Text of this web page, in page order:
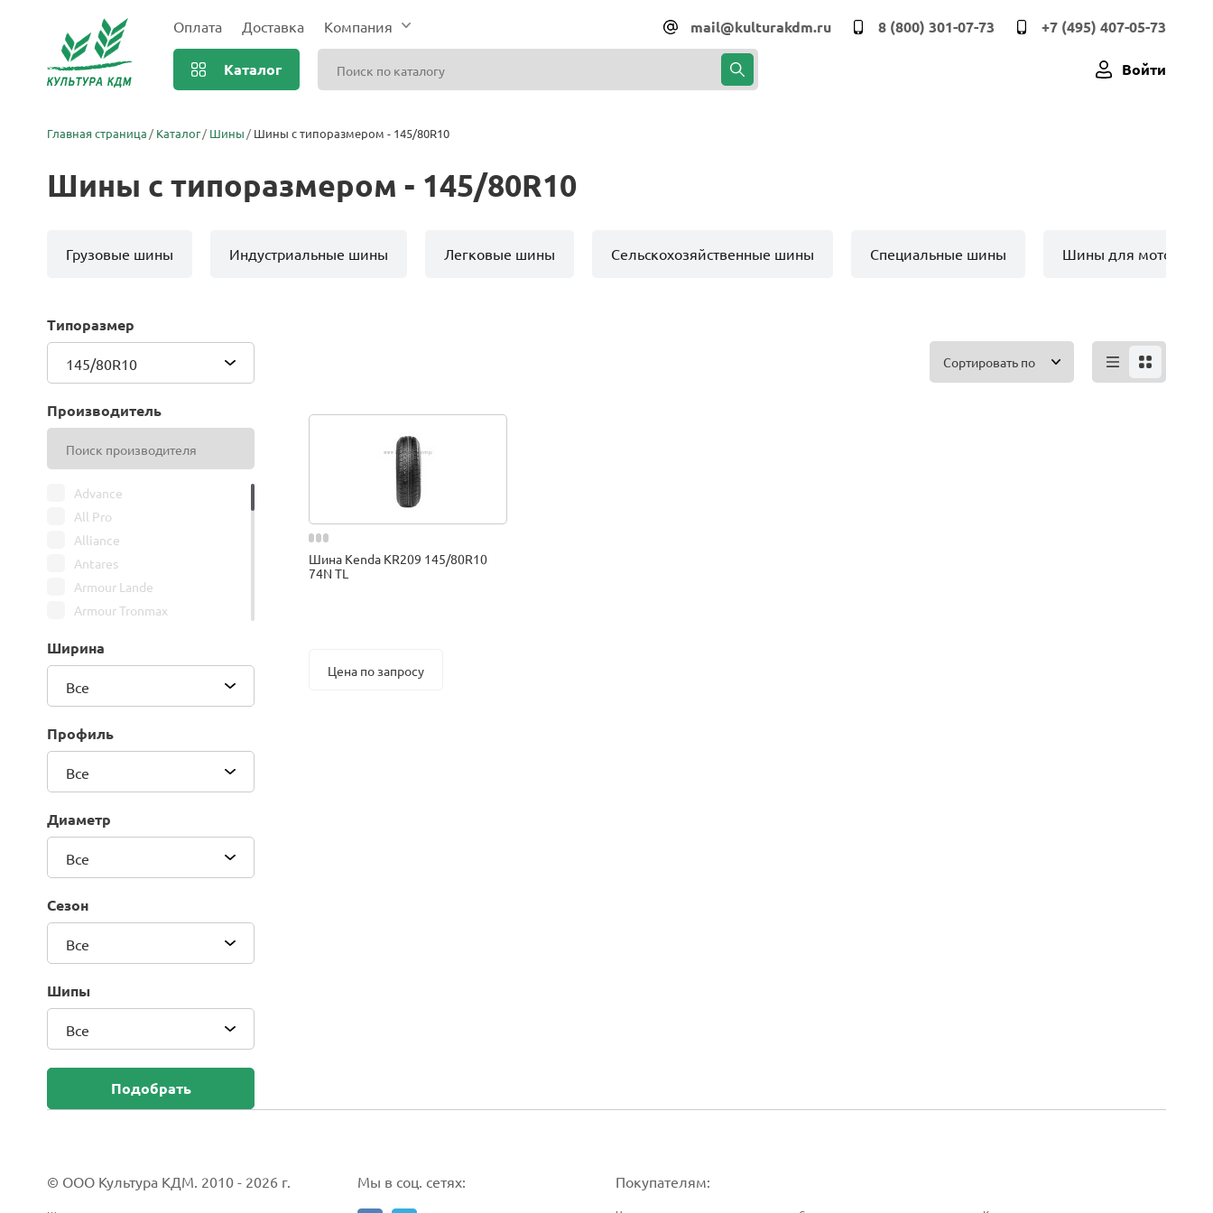
Оплата Доставка Компания +7 (495) 407-05-73
8 (800) 301-07-73
mail@kulturakdm.ru
Каталог Войти
Главная страница Каталог Шины Шины с типоразмером - 145/80R10
Шины с типоразмером - 145/80R10
Грузовые шины Индустриальные шины Легковые шины Сельскохозяйственные шины Специальные шины Шины для мото
Типоразмер
145/80R10
Производитель
Advance
All Pro
Alliance
Antares
Armour Lande
Armour Tronmax
ATIRE
Bars
Belshina
BFGoodrich
BK Trailer
BKT
Camso (Solideal)
CEAT
Composit
Continental
Cordiant
CrossWind
Ширина
Все
Профиль
Все
Диаметр
Все
Сезон
Все
Шипы
Все
Подобрать
Сортировать по
Шина Kenda KR209 145/80R10
74N TL
Цена по запросу
© ООО Культура КДМ. 2010 - 2026 г. Мы в соц. сетях: Покупателям: